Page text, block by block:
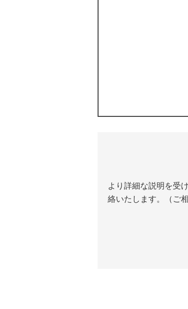
より詳細な説明を受
絡いたします。（ご